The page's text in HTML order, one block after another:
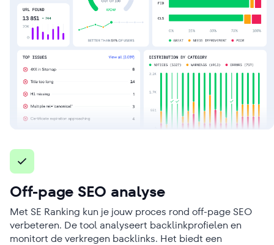
Off-page SEO analyse
Met SE Ranking kun je jouw proces rond off-page SEO
verbeteren. De tool analyseert backlinkprofielen en
monitort de verkregen backlinks. Het biedt een